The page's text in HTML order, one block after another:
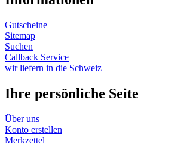
Gutscheine
Sitemap
Suchen
Callback Service
wir liefern in die Schweiz
Ihre persönliche Seite
Über uns
Konto erstellen
Merkzettel